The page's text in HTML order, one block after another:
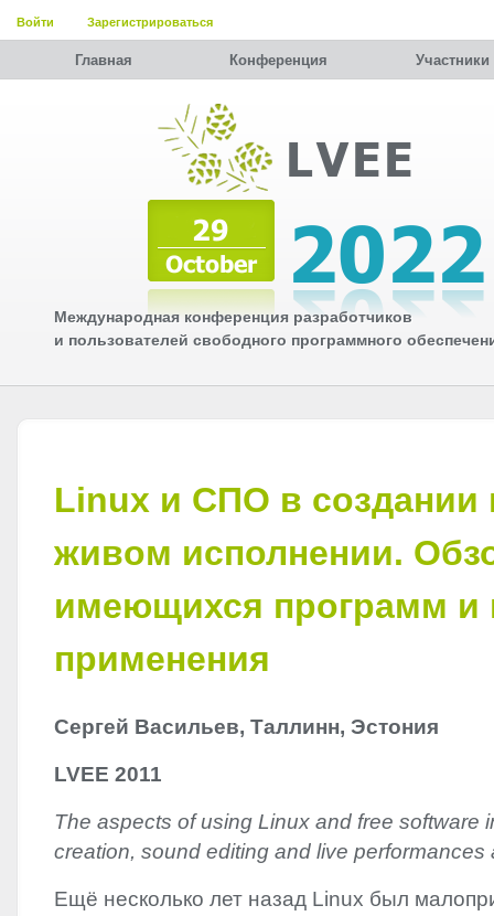
Войти Зарегистрироваться
Главная Конференция Участники
Международная конференция разработчиков
и пользователей свободного программного
Linux и СПО в создании
живом исполнении.
имеющихся программ и
применения
Сергей Васильев, Таллинн, Эстония
LVEE 2011
The aspects of using Linux and free software
creation, sound editing and live performances
Ещё несколько лет назад Linux был